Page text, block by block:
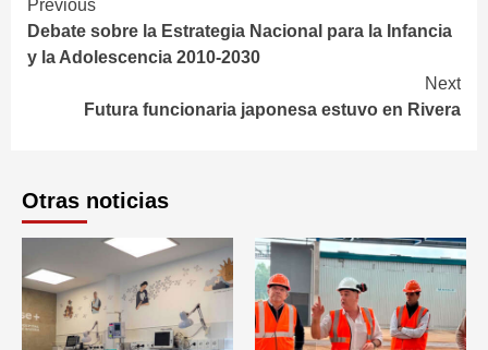
Continue
Reading
Previous
Debate sobre la Estrategia Nacional para la Infancia
y la Adolescencia 2010-2030
Next
Futura funcionaria japonesa estuvo en Rivera
Otras noticias